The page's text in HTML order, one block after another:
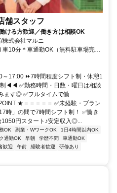
舗スタッフ
ける方歓迎／働き方は相談OK
式会社マルニ
10分＊車通勤OK（無料駐車場完
17:00 ⏩7時間程度シフト制・休憩1
◀◀ ✅勤務時間・日数・曜日は相談
ます◎ ✅フルタイムで働...
★＝＝＝＝＝ ✅未経験・ブラン
時」の間で7時間シフト制！ ✅働き
1050円スタート♪安定収入◎...
OK 副業・WワークOK
1日4時間以内OK
通勤OK 早朝 学歴不問
車通勤OK
歓迎 午前 経験者歓迎
研修あり